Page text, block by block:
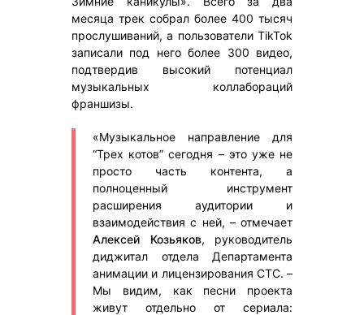
месяца трек собрал более 400 тысяч
прослушиваний, а пользователи TikTok
записали под него более 300 видео,
подтвердив высокий потенциал
музыкальных коллабораций
франшизы.
«Музыкальное направление для
“Трех котов” сегодня – это уже не
просто часть контента, а
полноценный инструмент
расширения аудитории и
взаимодействия с ней, – отмечает
Алексей Козьяков, руководитель
диджитал отдела Департамента
анимации и лицензирования СТС. –
Мы видим, как песни проекта
живут отдельно от сериала: